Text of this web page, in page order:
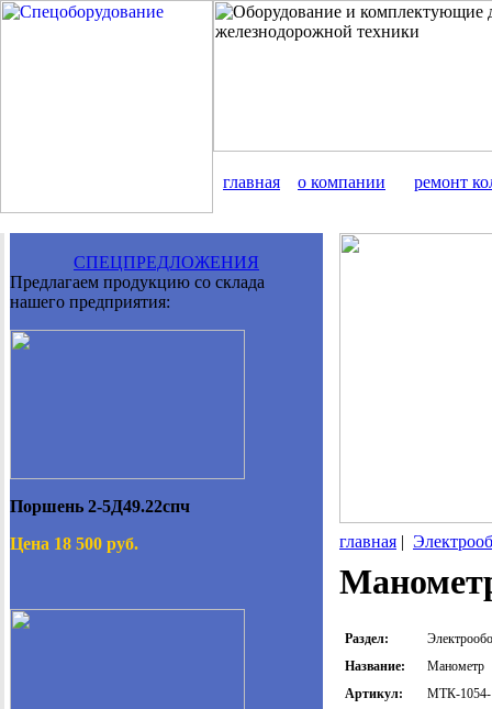
главная о компании ремонт
СПЕЦПРЕДЛОЖЕНИЯ
Предлагаем продукцию со склада
нашего предприятия:
Поршень 2-5Д49.22спч
Цена 18 500 руб.
главная |
Раздел:
Название:
Манометр
Артикул:
МТК-1054-